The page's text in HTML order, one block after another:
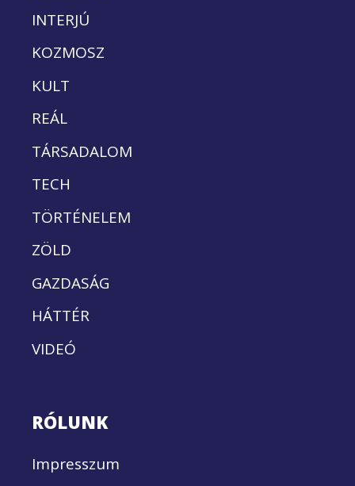
INTERJÚ
KOZMOSZ
KULT
REÁL
TÁRSADALOM
TECH
TÖRTÉNELEM
ZÖLD
GAZDASÁG
HÁTTÉR
VIDEÓ
RÓLUNK
Impresszum